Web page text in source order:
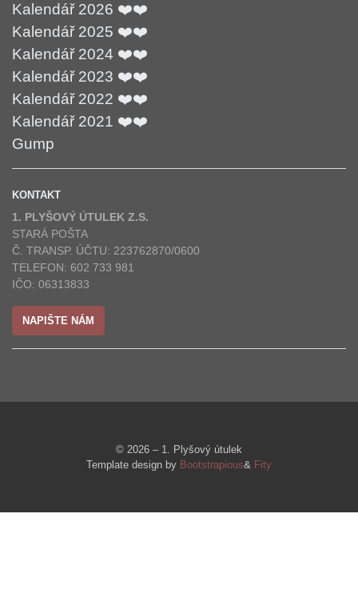
Kalendář 2026 ❤️❤️
Kalendář 2025 ❤️❤️
Kalendář 2024 ❤️❤️
Kalendář 2023 ❤️❤️
Kalendář 2022 ❤️❤️
Kalendář 2021 ❤️❤️
Gump
KONTAKT
1. PLYŠOVÝ ÚTULEK Z.S.
STARÁ POŠTA
Č. TRANSP. ÚČTU: 223762870/0600
TELEFON: 602 733 981
IČO: 06313833
NAPIŠTE NÁM
© 2026 – 1. Plyšový útulek
Template design by Bootstrapious& Fity